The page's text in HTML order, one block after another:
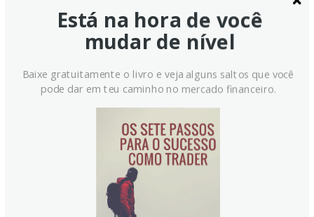
Está na hora de você
mudar de nível
Baixe gratuitamente o livro e veja alguns saltos que você
pode dar em teu caminho no mercado financeiro.